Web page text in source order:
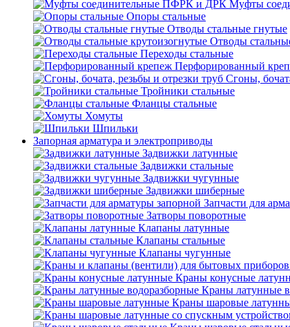
Муфты
Опоры стальные
Отводы стальные гнутые
Отводы
Переходы стальные
Перфорированный
Сгоны,
Тройники стальные
Фланцы стальные
Хомуты
Шпильки
Запорная арматура и электроприводы
Задвижки латунные
Задвижки стальные
Задвижки чугунные
Задвижки шиберные
Запчасти для
Затворы поворотные
Клапаны латунные
Клапаны стальные
Клапаны чугунные
Краны конусные
Краны латунные
Краны шаровые